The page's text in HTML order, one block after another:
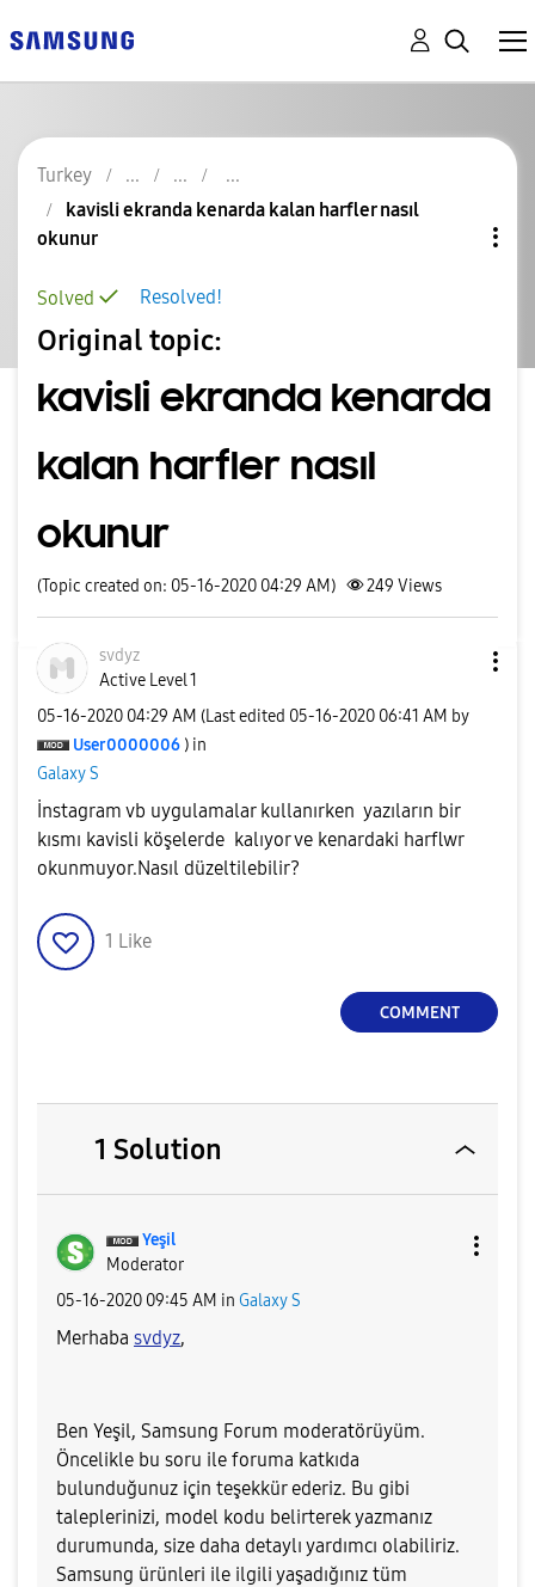
Turkey
kavisli ekranda kenarda kalan harfler nasıl
okunur
Resolved!
Solved
Original topic:
kavisli ekranda kenarda
kalan harfler nasıl
okunur
(Topic created on: 05-16-2020 04:29 AM) 249 Views
svdyz
Active Level 1
‎05-16-2020 04:29 AM (Last edited ‎05-16-2020 06:41 AM by
User0000006 ) in
Galaxy S
İnstagram vb uygulamalar kullanırken yazıların bir
kısmı kavisli köşelerde kalıyor ve kenardaki harflwr
okunmuyor.Nasıl düzeltilebilir?
1 Like
COMMENT
1 Solution
Yeşil
Moderator
‎05-16-2020 09:45 AM in Galaxy S
Merhaba svdyz,
Ben Yeşil, Samsung Forum moderatörüyüm.
Öncelikle bu soru ile foruma katkıda
bulunduğunuz için teşekkür ederiz. Bu gibi
taleplerinizi, model kodu belirterek yazmanız
durumunda, size daha detaylı yardımcı olabiliriz.
Samsung ürünleri ile ilgili yaşadığınız tüm